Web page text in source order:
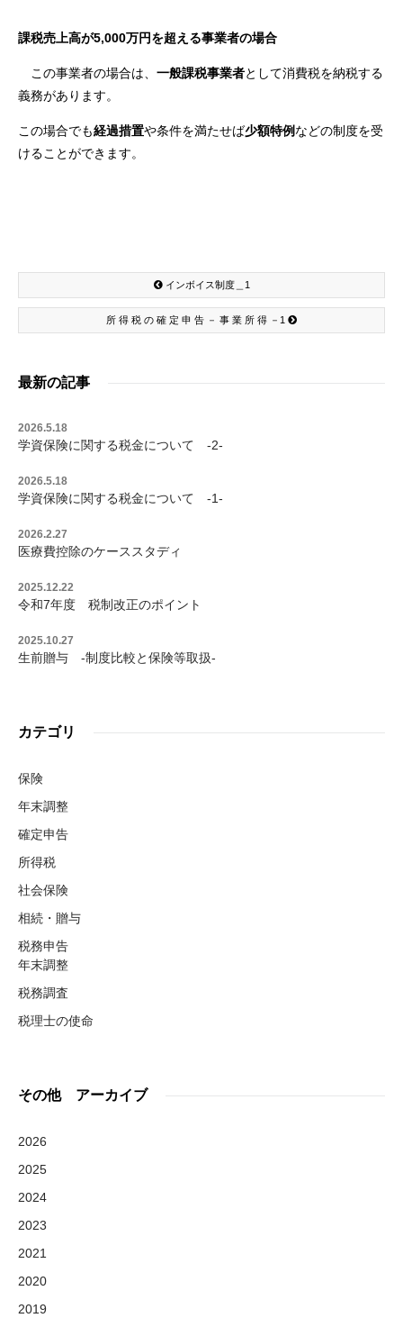
課税売上高が5,000万円を超える事業者の場合
この事業者の場合は、 一般課税事業者として消費税を納税する
義務があります。
この場合でも経過措置や条件を満たせば少額特例などの制度を受
けることができます。
インボイス制度＿1
所 得 税 の 確 定 申 告 － 事 業 所 得 －1
最新の記事
2026.5.18
学資保険に関する税金について -2-
2026.5.18
学資保険に関する税金について -1-
2026.2.27
医療費控除のケーススタディ
2025.12.22
令和7年度 税制改正のポイント
2025.10.27
生前贈与 -制度比較と保険等取扱-
カテゴリ
保険
年末調整
確定申告
所得税
社会保険
相続・贈与
税務申告
年末調整
税務調査
税理士の使命
その他 アーカイブ
2026
2025
2024
2023
2021
2020
2019